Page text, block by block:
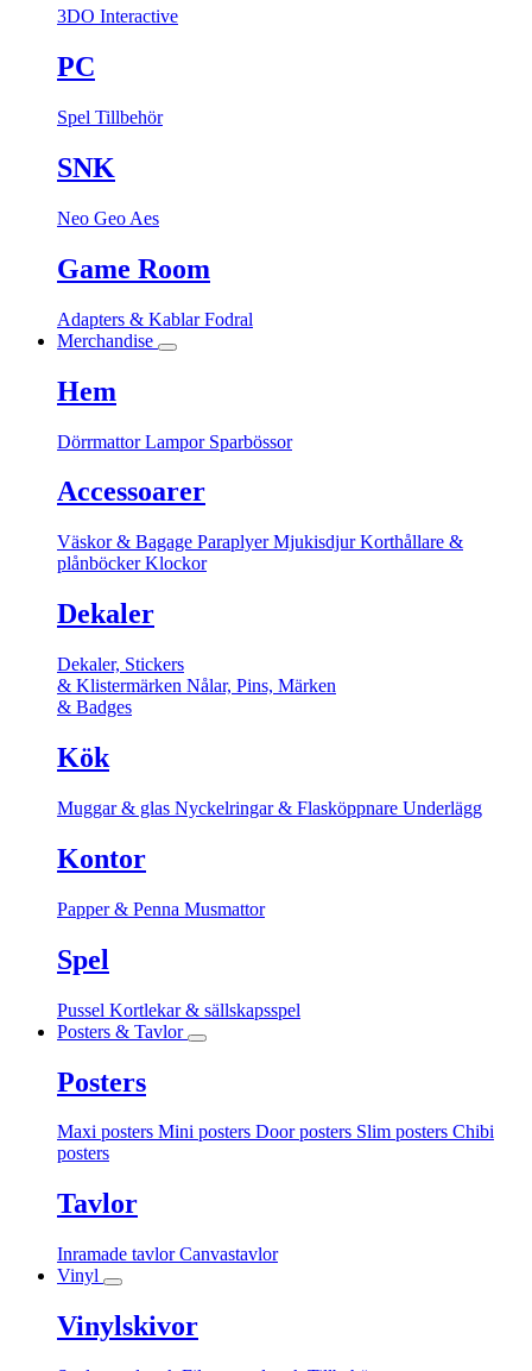
3DO Interactive
PC
Spel Tillbehör
SNK
Neo Geo Aes
Game Room
Adapters & KablarFodral
Merchandise
Hem
DörrmattorLampor Sparbössor
Accessoarer
Väskor & Bagage ParaplyerMjukisdjurKorthållare &
plånböckerKlockor
Dekaler
Dekaler, Stickers
& Klistermärken Nålar, Pins, Märken
& Badges
Kök
Muggar & glas Nyckelringar & Flasköppnare Underlägg
Kontor
Papper & Penna Musmattor
Spel
Pussel Kortlekar & sällskapsspel
Posters & Tavlor
Posters
Maxi posters Mini posters Door posters Slim posters Chibi
posters
Tavlor
Inramade tavlorCanvastavlor
Vinyl
Vinylskivor